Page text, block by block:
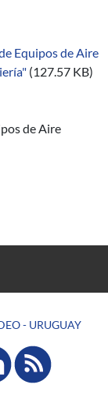
Equipos de Aire
(127.57 KB)
de Aire
- URUGUAY